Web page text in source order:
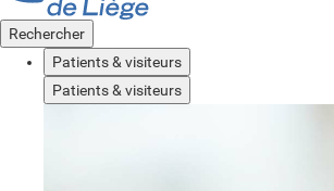
Rechercher
Patients & visiteurs
Patients & visiteurs